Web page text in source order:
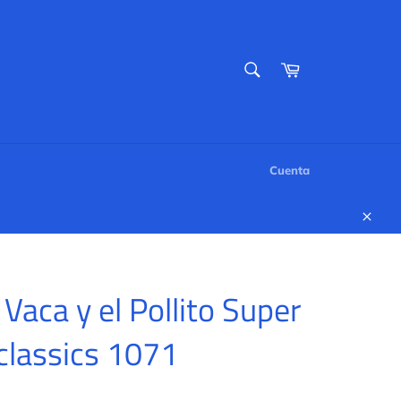
Carrito
Cuenta
y el Pollito Super
1071